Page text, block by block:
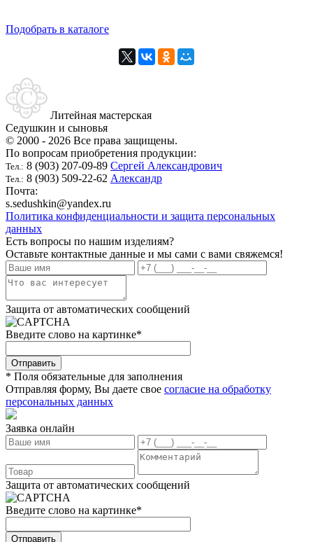
Подобрать в каталоге
Литейная мастерская
Седушкин и сыновья
© 2000 - 2026 Все права защищены.
По вопросам приобретения продукции:
Тел.: 8 (903) 207-09-89 Сергей Александрович
Тел.: 8 (903) 509-22-62 Александр
Почта:
s.sedushkin@yandex.ru
Политика конфиденциальности и защита персональных
данных
Есть вопросы по нашим изделиям?
Оставьте контактные данные и мы сами с вами свяжемся!
Защита от автоматических сообщений
Введите слово на картинке*
* Поля обязательные для заполнения
Отправляя форму, Вы даете свое согласие на обработку
персональных данных
Заявка онлайн
Защита от автоматических сообщений
Введите слово на картинке*